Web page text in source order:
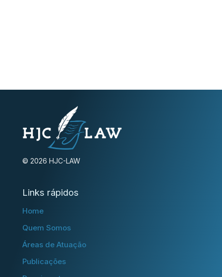
© 2026 HJC-LAW
Links rápidos
Home
Quem Somos
Áreas de Atuação
Publicações